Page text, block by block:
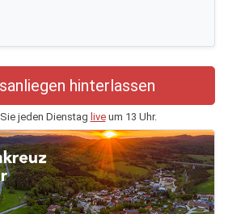
hinterlassen
jeden Dienstag liveum 13 Uhr.